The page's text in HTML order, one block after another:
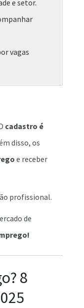
e setor.
vagas
cadastro é
disso, os
e receber
profissional.
de
8